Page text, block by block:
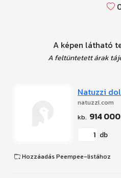
A képen látható
A feltüntetett árak
Natuzzi
natuzzi.com
914
db
Hozzáadás Peempee-listához